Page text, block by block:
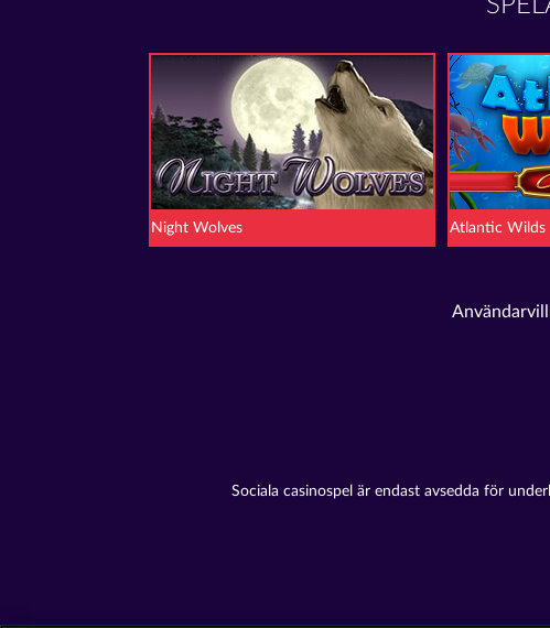
Night Wolves Atlantic Wilds
Sociala casinospel är endast avsedda för